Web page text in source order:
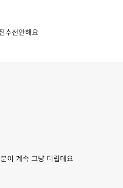
추천안해요
이 계속 그냥 더럽데요